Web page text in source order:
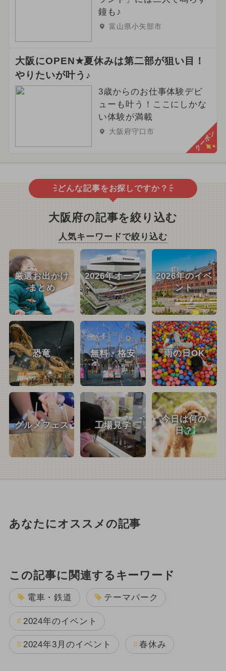
鐘も♪
富山県小矢部市
大阪にOPEN★夏休みは第二部が狙い目！
やりたいが叶う♪
3歳からのお仕事体験デビ
ューも叶う！ここにしかな
い体験が満載
大阪府守口市 クーポン
どんな記事をお探しですか？
大阪府の記事を絞り込む
人気キーワードで絞り込む
厳選お出かけ
まとめ
2026年オープ
ン
2026年のイベ
ント
恐竜 無料・格安 雨の日OK
グルメフェス 工場見学
今日は何の
日？
あなたにオススメの記事
この記事に関連するキーワード
電車・鉄道 テーマパーク
2024年のイベント
2024年3月のイベント 春休み